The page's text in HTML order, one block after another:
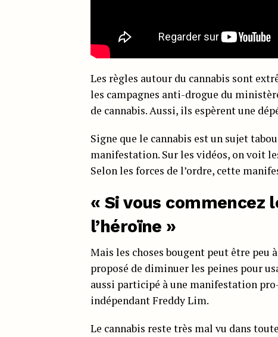
Les règles autour du cannabis sont
les campagnes anti-drogue du
de cannabis. Aussi, ils espèrent une
Signe que le cannabis est un sujet
manifestation. Sur les vidéos, on voit
Selon les forces de l’ordre, cette
« Si vous commencez
l’héroïne »
Mais les choses bougent peut être peu
proposé de diminuer les peines pour
aussi participé à une manifestation
indépendant Freddy Lim.
Le cannabis reste très mal vu dans